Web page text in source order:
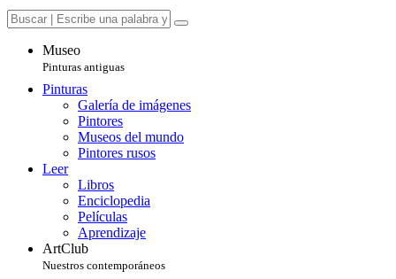
Museo
Pinturas antiguas
Pinturas
Galería de imágenes
Pintores
Museos del mundo
Pintores rusos
Leer
Libros
Enciclopedia
Películas
Aprendizaje
ArtClub
Nuestros contemporáneos